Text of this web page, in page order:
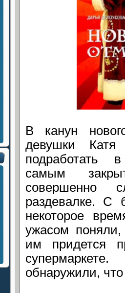
В канун
девушки
подработать
самым
совершенно
раздевалке. С
некоторое
ужасом
им придется
обнаружили,